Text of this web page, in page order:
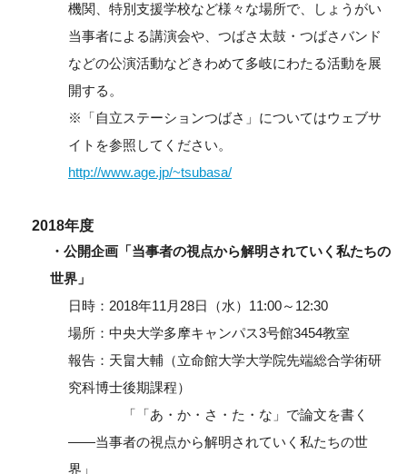
機関、特別支援学校など様々な場所で、しょうがい
当事者による講演会や、つばさ太鼓・つばさバンド
などの公演活動などきわめて多岐にわたる活動を展
開する。
※「自立ステーションつばさ」についてはウェブサ
イトを参照してください。
http://www.age.jp/~tsubasa/
2018年度
・公開企画「当事者の視点から解明されていく私たちの
世界」
日時：2018年11月28日（水）11:00～12:30
場所：中央大学多摩キャンパス3号館3454教室
報告：天畠大輔（立命館大学大学院先端総合学術研
究科博士後期課程）
「「あ・か・さ・た・な」で論文を書く
――当事者の視点から解明されていく私たちの世
界」